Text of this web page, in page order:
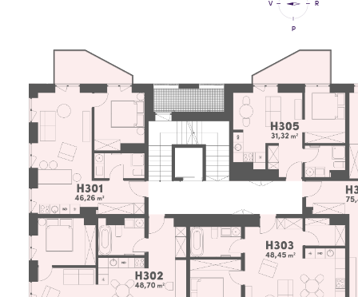
P
R
V